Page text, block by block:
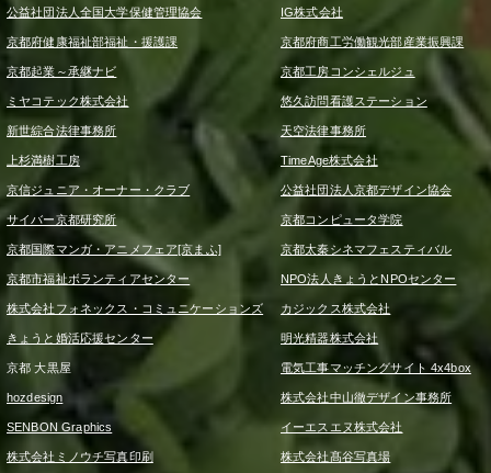
公益社団法人全国大学保健管理協会 IG株式会社
京都府健康福祉部福祉・援護課 京都府商工労働観光部産業振興課
京都起業～承継ナビ 京都工房コンシェルジュ
ミヤコテック株式会社 悠久訪問看護ステーション
新世綜合法律事務所 天空法律事務所
上杉満樹工房 TimeAge株式会社
京信ジュニア・オーナー・クラブ 公益社団法人京都デザイン協会
サイバー京都研究所 京都コンピュータ学院
京都国際マンガ・アニメフェア[京まふ] 京都太秦シネマフェスティバル
京都市福祉ボランティアセンター NPO法人きょうとNPOセンター
株式会社フォネックス・コミュニケーションズ カジックス株式会社
きょうと婚活応援センター 明光精器株式会社
京都 大黒屋 電気工事マッチングサイト 4x4box
hozdesign 株式会社中山徹デザイン事務所
SENBON Graphics イーエスエヌ株式会社
株式会社ミノウチ写真印刷 株式会社髙谷写真場